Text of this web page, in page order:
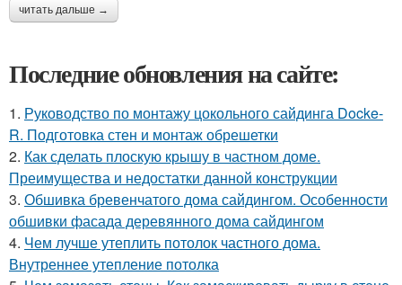
читать дальше →
Последние обновления на сайте:
1. Руководство по монтажу цокольного сайдинга Docke-
R. Подготовка стен и монтаж обрешетки
2. Как сделать плоскую крышу в частном доме.
Преимущества и недостатки данной конструкции
3. Обшивка бревенчатого дома сайдингом. Особенности
обшивки фасада деревянного дома сайдингом
4. Чем лучше утеплить потолок частного дома.
Внутреннее утепление потолка